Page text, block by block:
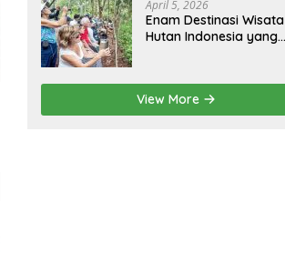
April 5, 2026
Enam Destinasi Wisata
Hutan Indonesia yang
View More